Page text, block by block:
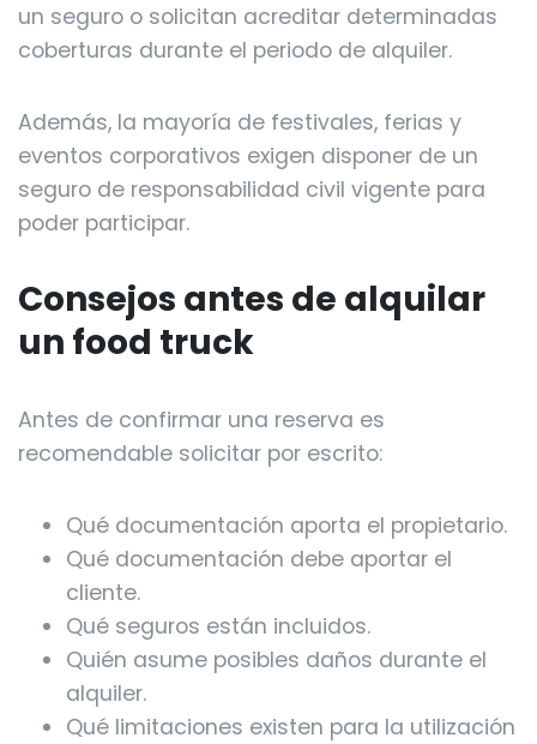
un seguro o solicitan acreditar determinadas
coberturas durante el periodo de alquiler.
Además, la mayoría de festivales, ferias y
eventos corporativos exigen disponer de un
seguro de responsabilidad civil vigente para
poder participar.
Consejos antes de alquilar
un food truck
Antes de confirmar una reserva es
recomendable solicitar por escrito:
Qué documentación aporta el propietario.
Qué documentación debe aportar el
cliente.
Qué seguros están incluidos.
Quién asume posibles daños durante el
alquiler.
Qué limitaciones existen para la utilización